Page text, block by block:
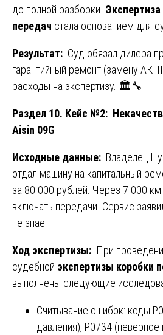
до полной разборки. Экспертиза
передач стала основанием для
Результат: Суд обязал дилера
гарантийный ремонт (замену
расходы на экспертизу. 🏛️🔧
Раздел 10. Кейс №2:
Aisin 09G
Исходные данные: Владелец
отдал машину на капитальный
за 80 000 рублей. Через 7 000
включать передачи. Сервис
не знает.
Ход экспертизы: При
судебной экспертизы коробки
выполнены следующие
Считывание ошибок: коды
давления), P0734